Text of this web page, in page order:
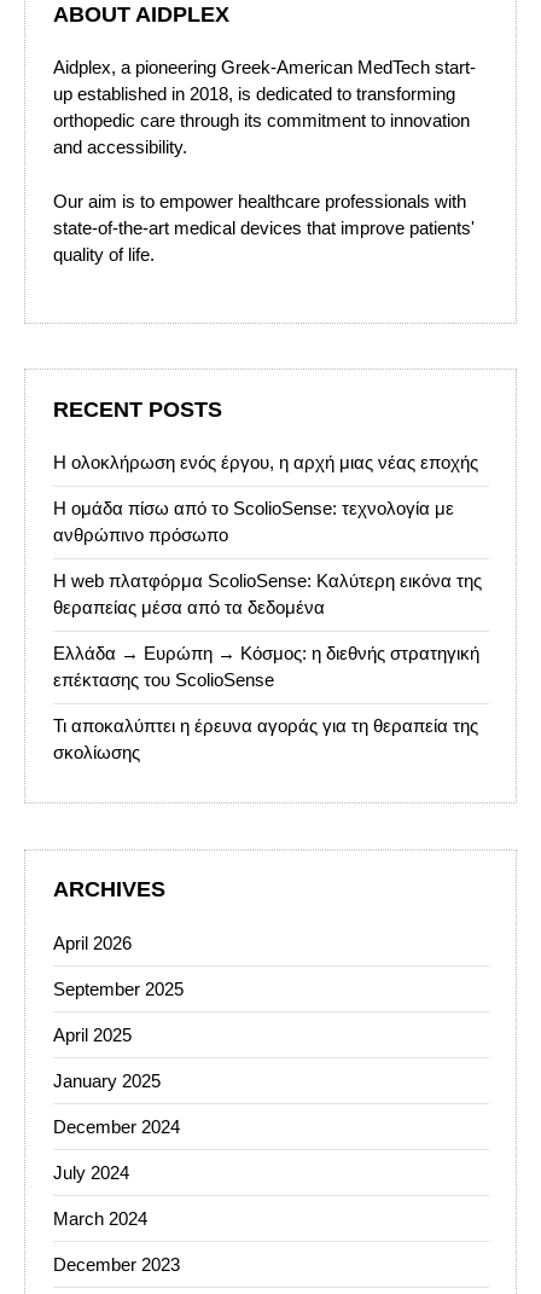
ABOUT AIDPLEX
Aidplex, a pioneering Greek-American MedTech start-
up established in 2018, is dedicated to transforming
orthopedic care through its commitment to innovation
and accessibility.
Our aim is to empower healthcare professionals with
state-of-the-art medical devices that improve patients'
quality of life.
RECENT POSTS
Η ολοκλήρωση ενός έργου, η αρχή μιας νέας εποχής
Η ομάδα πίσω από το ScolioSense: τεχνολογία με
ανθρώπινο πρόσωπο
Η web πλατφόρμα ScolioSense: Καλύτερη εικόνα της
θεραπείας μέσα από τα δεδομένα
Ελλάδα → Ευρώπη → Κόσμος: η διεθνής στρατηγική
επέκτασης του ScolioSense
Τι αποκαλύπτει η έρευνα αγοράς για τη θεραπεία της
σκολίωσης
ARCHIVES
April 2026
September 2025
April 2025
January 2025
December 2024
July 2024
March 2024
December 2023